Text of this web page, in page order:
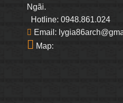
Ngãi.
Hotline: 0948.861.024
Email:
Map: